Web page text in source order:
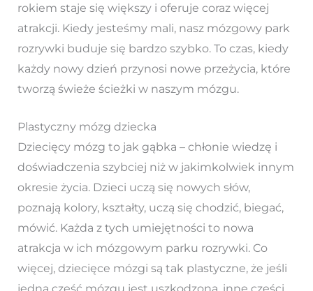
rokiem staje się większy i oferuje coraz więcej
atrakcji. Kiedy jesteśmy mali, nasz mózgowy park
rozrywki buduje się bardzo szybko. To czas, kiedy
każdy nowy dzień przynosi nowe przeżycia, które
tworzą świeże ścieżki w naszym mózgu.
Plastyczny mózg dziecka
Dziecięcy mózg to jak gąbka – chłonie wiedzę i
doświadczenia szybciej niż w jakimkolwiek innym
okresie życia. Dzieci uczą się nowych słów,
poznają kolory, kształty, uczą się chodzić, biegać,
mówić. Każda z tych umiejętności to nowa
atrakcja w ich mózgowym parku rozrywki. Co
więcej, dziecięce mózgi są tak plastyczne, że jeśli